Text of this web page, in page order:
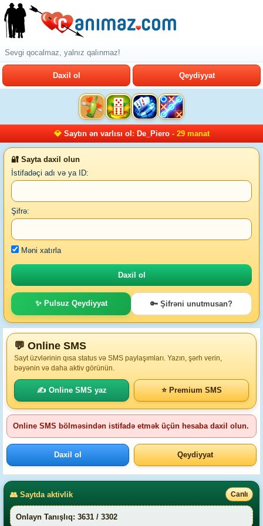
Sevgi qocalmaz, yalnız qalınmaz!
Daxil ol Qeydiyyat
💎 Saytın ən varlısı ol : De_Piero- 29 manat
🔐 Sayta daxil olun
İstifadəçi adı və ya ID:
Şifrə:
Məni xatırla
✨ Pulsuz Qeydiyyat 🔑 Şifrəni unutmusan?
💬 Online SMS
Sayt üzvlərinin qısa status və SMS paylaşımları. Yazın, şərh verin,
bəyənin və daha aktiv görünün.
✍️ Online SMS yaz ⭐ Premium SMS
Online SMS bölməsindən istifadə etmək üçün hesaba daxil olun.
Daxil ol Qeydiyyat
👥 Saytda aktivlik Canlı
Onlayn Tanışlıq: 3631 / 3302